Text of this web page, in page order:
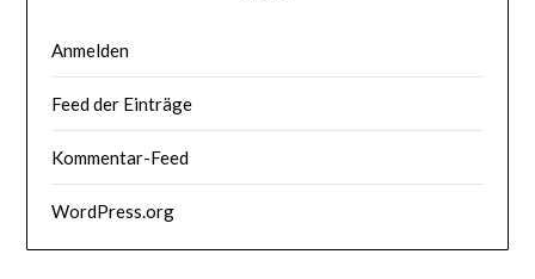
Anmelden
Feed der Einträge
Kommentar-Feed
WordPress.org